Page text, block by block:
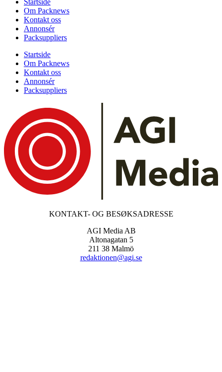
Om Packnews
Kontakt oss
Annonsér
Packsuppliers
Startside
Om Packnews
Kontakt oss
Annonsér
Packsuppliers
KONTAKT- OG BESØKSADRESSE
AGI Media AB
Altonagatan 5
211 38 Malmö
redaktionen@agi.se